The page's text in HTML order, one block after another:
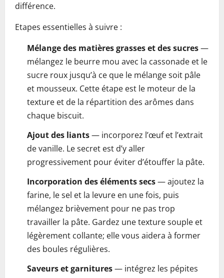
différence.
Etapes essentielles à suivre :
Mélange des matières grasses et des sucres—
mélangez le beurre mou avec la cassonade et le
sucre roux jusqu’à ce que le mélange soit pâle
et mousseux. Cette étape est le moteur de la
texture et de la répartition des arômes dans
chaque biscuit.
Ajout des liants— incorporez l’œuf et l’extrait
de vanille. Le secret est d’y aller
progressivement pour éviter d’étouffer la pâte.
Incorporation des éléments secs— ajoutez la
farine, le sel et la levure en une fois, puis
mélangez brièvement pour ne pas trop
travailler la pâte. Gardez une texture souple et
légèrement collante; elle vous aidera à former
des boules régulières.
Saveurs et garnitures— intégrez les pépites